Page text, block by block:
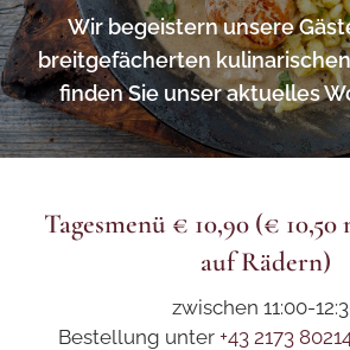
Wir begeistern unsere
breitgefächerten
finden Sie unser aktuelles
Tagesmenü € 10,90 (€
auf Rädern)
zwischen 11:00-
Bestellung unter +43 2173